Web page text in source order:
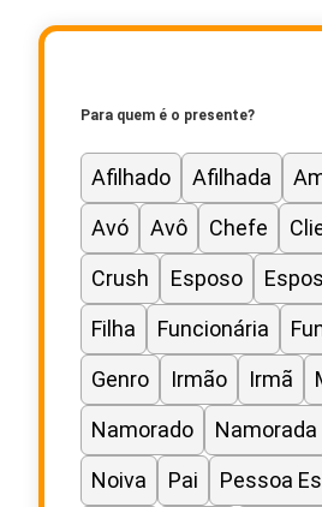
Para quem é o presente?
Afilhado Afilhada
Avó
Avô Chefe
Crush
Esposo
Filha
Funcionária
Genro
Irmão Irmã
Namorado
Namorada
Noiva
Pai
Pessoa